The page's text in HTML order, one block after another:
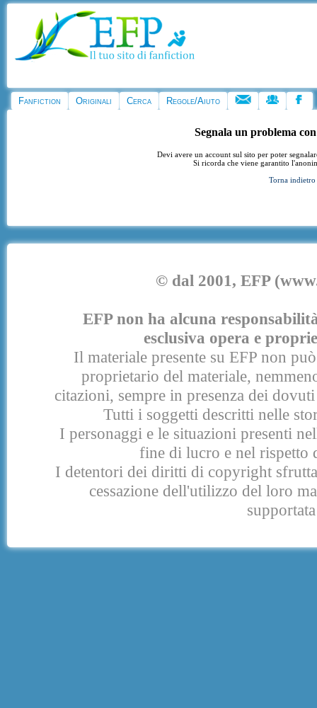
Fanfiction Originali Cerca Regole/Aiuto
Segnala un problema
Devi avere un account sul sito per poter
Si ricorda che viene garantito
Torna indietro
© dal 2001, EFP
EFP non ha alcuna
esclusiva opera e
Il materiale presente su EFP non
proprietario del materiale,
citazioni, sempre in presenza dei
Tutti i soggetti descritti nelle
I personaggi e le situazioni presenti
fine di lucro e nel rispetto
I detentori dei diritti di copyright
cessazione dell'utilizzo del loro